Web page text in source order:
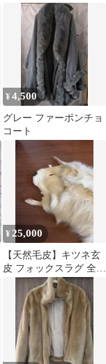
¥4,500
グレー ファーポンチョ
コート
¥25,000
【天然毛皮】キツネ玄
皮 フォックスラグ 全長
約111cm 頭部・尻尾付